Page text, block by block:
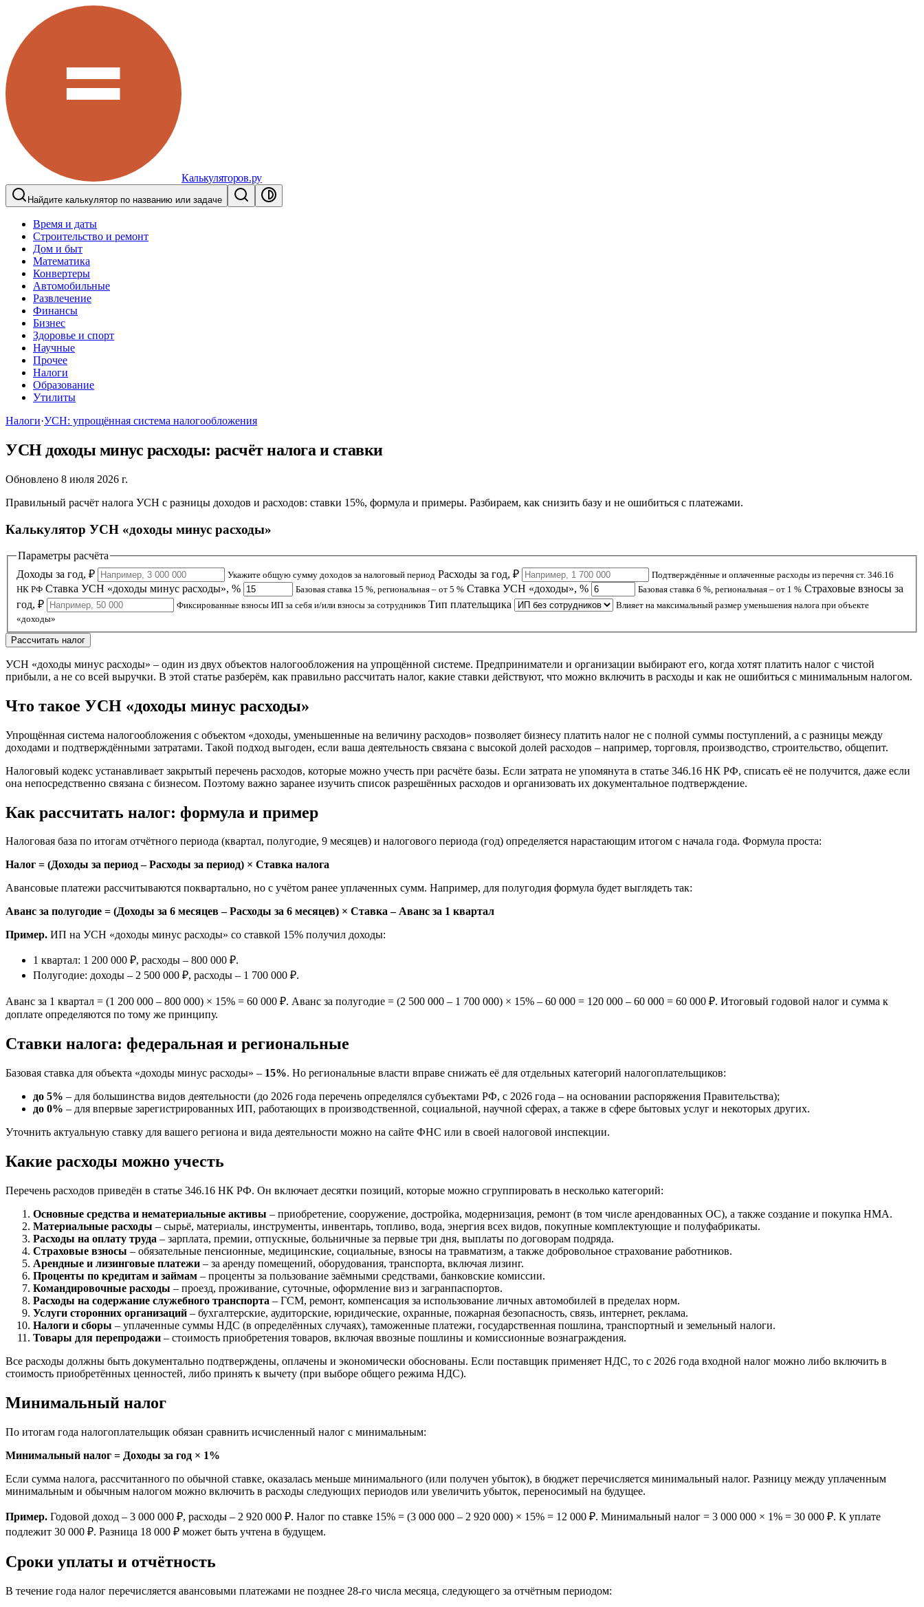
Калькуляторов.ру
Найдите калькулятор по названию или задаче
Время и даты
Строительство и ремонт
Дом и быт
Математика
Конвертеры
Автомобильные
Развлечение
Финансы
Бизнес
Здоровье и спорт
Научные
Прочее
Налоги
Образование
Утилиты
Налоги·УСН: упрощённая система налогообложения
УСН доходы минус расходы: расчёт налога и ставки
Обновлено 8 июля 2026 г.
Правильный расчёт налога УСН с разницы доходов и расходов: ставки 15%, формула и примеры. Разбираем, как снизить базу и не ошибиться с платежами.
Калькулятор УСН «доходы минус расходы»
Параметры расчёта
Доходы за год, ₽
Укажите общую сумму доходов за налоговый период Расходы за год, ₽
Подтверждённые и оплаченные расходы из перечня ст. 346.16
НК РФ Ставка УСН «доходы минус расходы», % Базовая ставка 15 %, региональная – от 5 % Ставка УСН «доходы», % Базовая ставка 6 %, региональная – от 1 % Страховые взносы за
год, ₽
Фиксированные взносы ИП за себя и/или взносы за сотрудников Тип плательщика
Влияет на максимальный размер уменьшения налога при объекте
«доходы»
Рассчитать налог
УСН «доходы минус расходы» – один из двух объектов налогообложения на упрощённой системе. Предприниматели и организации выбирают его, когда хотят платить налог с чистой
прибыли, а не со всей выручки. В этой статье разберём, как правильно рассчитать налог, какие ставки действуют, что можно включить в расходы и как не ошибиться с минимальным налогом.
Что такое УСН «доходы минус расходы»
Упрощённая система налогообложения с объектом «доходы, уменьшенные на величину расходов» позволяет бизнесу платить налог не с полной суммы поступлений, а с разницы между
доходами и подтверждёнными затратами. Такой подход выгоден, если ваша деятельность связана с высокой долей расходов – например, торговля, производство, строительство, общепит.
Налоговый кодекс устанавливает закрытый перечень расходов, которые можно учесть при расчёте базы. Если затрата не упомянута в статье 346.16 НК РФ, списать её не получится, даже если
она непосредственно связана с бизнесом. Поэтому важно заранее изучить список разрешённых расходов и организовать их документальное подтверждение.
Как рассчитать налог: формула и пример
Налоговая база по итогам отчётного периода (квартал, полугодие, 9 месяцев) и налогового периода (год) определяется нарастающим итогом с начала года. Формула проста:
Налог = (Доходы за период – Расходы за период) × Ставка налога
Авансовые платежи рассчитываются поквартально, но с учётом ранее уплаченных сумм. Например, для полугодия формула будет выглядеть так:
Аванс за полугодие = (Доходы за 6 месяцев – Расходы за 6 месяцев) × Ставка – Аванс за 1 квартал
Пример. ИП на УСН «доходы минус расходы» со ставкой 15% получил доходы:
1 квартал: 1 200 000 ₽, расходы – 800 000 ₽.
Полугодие: доходы – 2 500 000 ₽, расходы – 1 700 000 ₽.
Аванс за 1 квартал = (1 200 000 – 800 000) × 15% = 60 000 ₽. Аванс за полугодие = (2 500 000 – 1 700 000) × 15% – 60 000 = 120 000 – 60 000 = 60 000 ₽. Итоговый годовой налог и сумма к
доплате определяются по тому же принципу.
Ставки налога: федеральная и региональные
Базовая ставка для объекта «доходы минус расходы» – 15%. Но региональные власти вправе снижать её для отдельных категорий налогоплательщиков:
до 5% – для большинства видов деятельности (до 2026 года перечень определялся субъектами РФ, с 2026 года – на основании распоряжения Правительства);
до 0% – для впервые зарегистрированных ИП, работающих в производственной, социальной, научной сферах, а также в сфере бытовых услуг и некоторых других.
Уточнить актуальную ставку для вашего региона и вида деятельности можно на сайте ФНС или в своей налоговой инспекции.
Какие расходы можно учесть
Перечень расходов приведён в статье 346.16 НК РФ. Он включает десятки позиций, которые можно сгруппировать в несколько категорий:
Основные средства и нематериальные активы – приобретение, сооружение, достройка, модернизация, ремонт (в том числе арендованных ОС), а также создание и покупка НМА.
Материальные расходы – сырьё, материалы, инструменты, инвентарь, топливо, вода, энергия всех видов, покупные комплектующие и полуфабрикаты.
Расходы на оплату труда – зарплата, премии, отпускные, больничные за первые три дня, выплаты по договорам подряда.
Страховые взносы – обязательные пенсионные, медицинские, социальные, взносы на травматизм, а также добровольное страхование работников.
Арендные и лизинговые платежи – за аренду помещений, оборудования, транспорта, включая лизинг.
Проценты по кредитам и займам – проценты за пользование заёмными средствами, банковские комиссии.
Командировочные расходы – проезд, проживание, суточные, оформление виз и загранпаспортов.
Расходы на содержание служебного транспорта – ГСМ, ремонт, компенсация за использование личных автомобилей в пределах норм.
Услуги сторонних организаций – бухгалтерские, аудиторские, юридические, охранные, пожарная безопасность, связь, интернет, реклама.
Налоги и сборы – уплаченные суммы НДС (в определённых случаях), таможенные платежи, государственная пошлина, транспортный и земельный налоги.
Товары для перепродажи – стоимость приобретения товаров, включая ввозные пошлины и комиссионные вознаграждения.
Все расходы должны быть документально подтверждены, оплачены и экономически обоснованы. Если поставщик применяет НДС, то с 2026 года входной налог можно либо включить в
стоимость приобретённых ценностей, либо принять к вычету (при выборе общего режима НДС).
Минимальный налог
По итогам года налогоплательщик обязан сравнить исчисленный налог с минимальным:
Минимальный налог = Доходы за год × 1%
Если сумма налога, рассчитанного по обычной ставке, оказалась меньше минимального (или получен убыток), в бюджет перечисляется минимальный налог. Разницу между уплаченным
минимальным и обычным налогом можно включить в расходы следующих периодов или увеличить убыток, переносимый на будущее.
Пример. Годовой доход – 3 000 000 ₽, расходы – 2 920 000 ₽. Налог по ставке 15% = (3 000 000 – 2 920 000) × 15% = 12 000 ₽. Минимальный налог = 3 000 000 × 1% = 30 000 ₽. К уплате
подлежит 30 000 ₽. Разница 18 000 ₽ может быть учтена в будущем.
Сроки уплаты и отчётность
В течение года налог перечисляется авансовыми платежами не позднее 28-го числа месяца, следующего за отчётным периодом: